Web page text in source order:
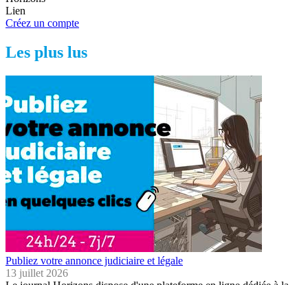
Lien
Créez un compte
Les plus lus
Publiez votre annonce judiciaire et légale
13 juillet 2026